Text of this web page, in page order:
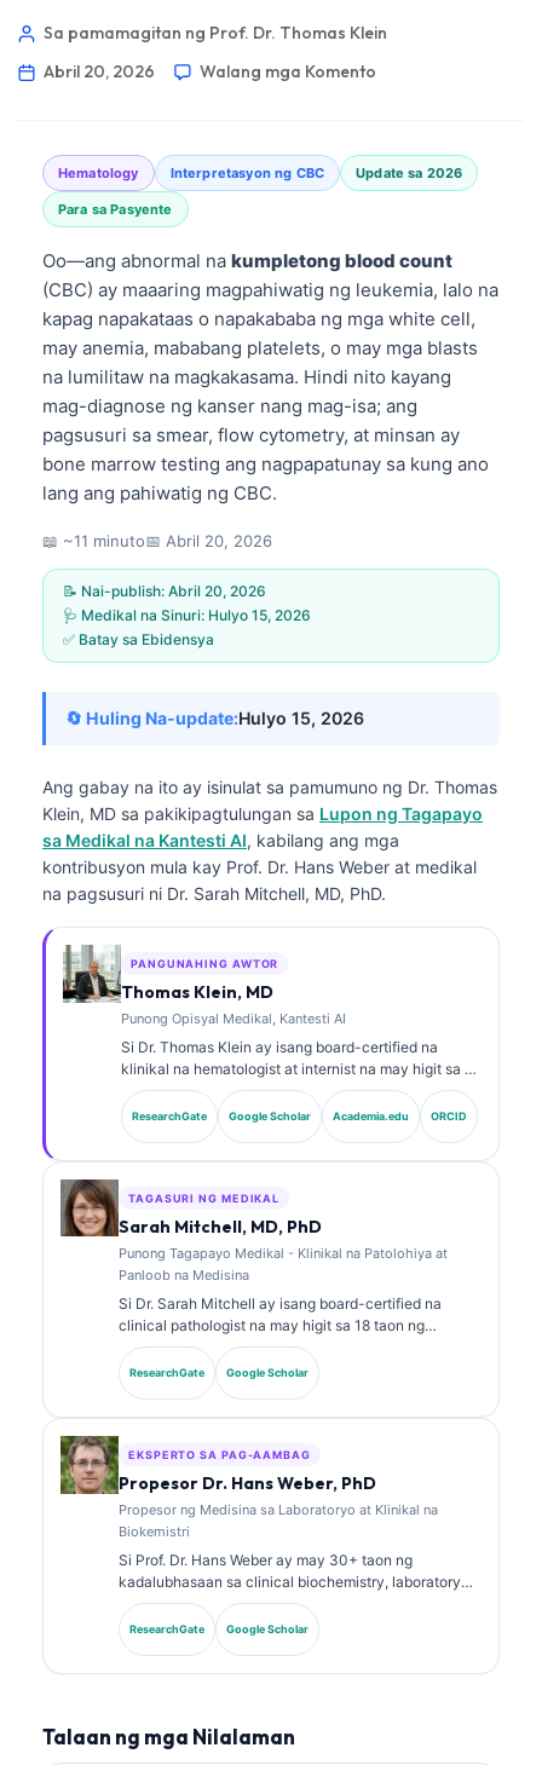
Sa pamamagitan ng Prof. Dr. Thomas Klein
Abril 20, 2026
Walang mga Komento
Hematology Interpretasyon ng CBC Update sa 2026
Para sa Pasyente
Oo—ang abnormal na kumpletong blood count
(CBC) ay maaaring magpahiwatig ng leukemia, lalo na
kapag napakataas o napakababa ng mga white cell,
may anemia, mababang platelets, o may mga blasts
na lumilitaw na magkakasama. Hindi nito kayang
mag-diagnose ng kanser nang mag-isa; ang
pagsusuri sa smear, flow cytometry, at minsan ay
bone marrow testing ang nagpapatunay sa kung ano
lang ang pahiwatig ng CBC.
📖 ~11 minuto📅 Abril 20, 2026
📝 Nai-publish: Abril 20, 2026
🩺 Medikal na Sinuri: Hulyo 15, 2026
✅ Batay sa Ebidensya
🔄 Huling Na-update:Hulyo 15, 2026
Ang gabay na ito ay isinulat sa pamumuno ng Dr. Thomas
Klein, MD sa pakikipagtulungan sa Lupon ng Tagapayo
sa Medikal na Kantesti AI, kabilang ang mga
kontribusyon mula kay Prof. Dr. Hans Weber at medikal
na pagsusuri ni Dr. Sarah Mitchell, MD, PhD.
PANGUNAHING AWTOR
Thomas Klein, MD
Punong Opisyal Medikal, Kantesti AI
Si Dr. Thomas Klein ay isang board-certified na
klinikal na hematologist at internist na may higit sa 15
taon ng karanasan sa laboratoryong medisina at
pagsusuring klinikal na tinulungan ng AI. Bilang Chief
Medical Officer sa Kantesti AI, nagbibigay siya ng
malawakan nang naglathala sa interpretasyon ng
biomarker at mga diagnostic sa laboratoryo hinggil sa
ResearchGate Google Scholar Academia.edu ORCID
TAGASURI NG MEDIKAL
Sarah Mitchell, MD, PhD
Punong Tagapayo Medikal - Klinikal na Patolohiya at
Panloob na Medisina
Si Dr. Sarah Mitchell ay isang board-certified na
clinical pathologist na may higit sa 18 taon ng
karanasan sa laboratory medicine at diagnostic
analysis. May hawak siyang mga specialty
certification sa clinical chemistry at malawakan nang
ResearchGate Google Scholar
EKSPERTO SA PAG-AAMBAG
Propesor Dr. Hans Weber, PhD
Propesor ng Medisina sa Laboratoryo at Klinikal na
Biokemistri
Si Prof. Dr. Hans Weber ay may 30+ taon ng
kadalubhasaan sa clinical biochemistry, laboratory
medicine, at biomarker research. Dati siyang Pangulo
ng German Society for Clinical Chemistry, at
dalubhasa siya sa diagnostic panel analysis,
ResearchGate Google Scholar
Talaan ng mga Nilalaman